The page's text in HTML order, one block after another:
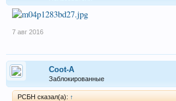
7 авг 2016
Coot-A
Заблокированные
РСБН сказал(а): ↑